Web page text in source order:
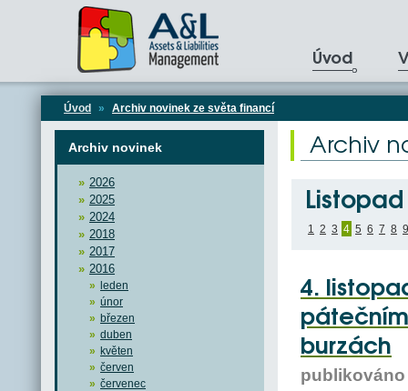
Úvod
Úvod » Archiv novinek ze světa financí
Archiv novinek
2026
2025
2024
2018
2017
2016
leden
únor
březen
duben
květen
červen
červenec
Archiv
1 2 3 4 5 6 7 8 9
4.
burzách
publikováno